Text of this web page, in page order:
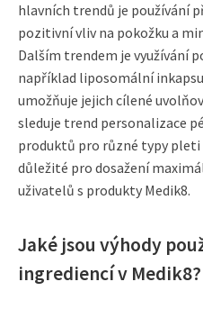
hlavních trendů je používání
pozitivní vliv na pokožku a
Dalším trendem je využívání
například liposomální
umožňuje jejich cílené
sleduje trend personalizace
produktů pro různé typy pleti
důležité pro dosažení
uživatelů s produkty Medik8.
Jaké jsou výhody
ingrediencí v Medik8?